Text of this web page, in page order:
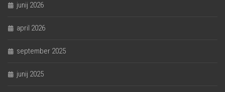
junij 2026
april 2026
september 2025
junij 2025